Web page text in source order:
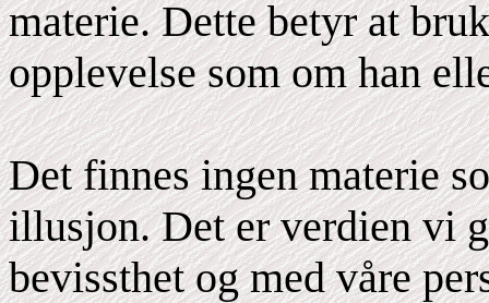
materie. Dette betyr at
opplevelse som om han
Det finnes ingen materie
illusjon. Det er verdien vi
bevissthet og med våre